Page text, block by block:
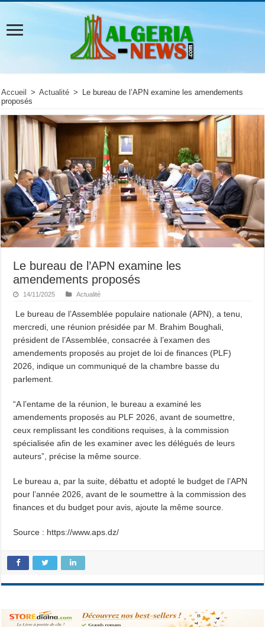
Accueil > Actualité >
Le bureau de l’APN examine les amendements
proposés
Le bureau de l’APN examine les
amendements proposés
14/11/2025 Actualité
Le bureau de l’Assemblée populaire nationale (APN), a tenu,
mercredi, une réunion présidée par M. Brahim Boughali,
président de l’Assemblée, consacrée à l’examen des
amendements proposés au projet de loi de finances (PLF)
2026, indique un communiqué de la chambre basse du
parlement.
“A l’entame de la réunion, le bureau a examiné les
amendements proposés au PLF 2026, avant de soumettre,
ceux remplissant les conditions requises, à la commission
spécialisée afin de les examiner avec les délégués de leurs
auteurs”, précise la même source.
Le bureau a, par la suite, débattu et adopté le budget de l’APN
pour l’année 2026, avant de le soumettre à la commission des
finances et du budget pour avis, ajoute la même source.
Source : https://www.aps.dz/